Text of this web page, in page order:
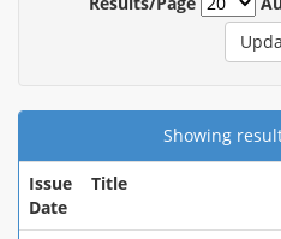
Showing
Issue
Date
Title